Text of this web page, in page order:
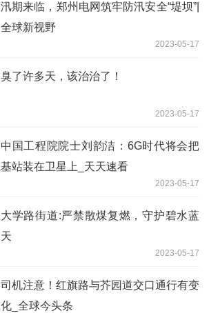
汛期来临，郑州电网筑牢防汛安全“堤坝”|
全球新视野
2023-05-17
臭了许多天，该治治了！
2023-05-17
中国工程院院士刘韵洁：6G时代将会把
基站装在卫星上_天天速看
2023-05-17
大学路街道:严禁散煤复燃，守护碧水蓝
天
2023-05-17
司机注意！红旗路与芥园道交口通行有变
化_全球今头条